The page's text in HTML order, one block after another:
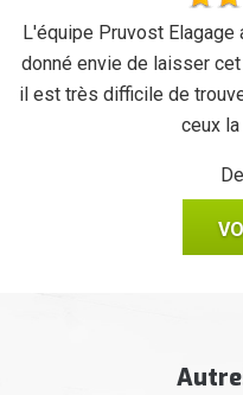
L'équipe Pruvost Elagage
donné envie de laisser
il est très difficile de
ceux